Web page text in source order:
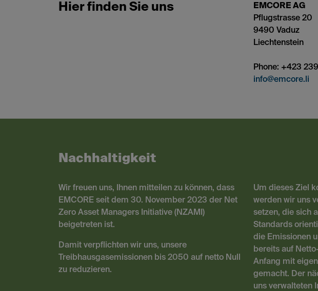
Hier finden Sie uns
EMCORE AG
Pflugstrasse 20
9490 Vaduz
Liechtenstein
Phone: +423 239
info@emcore.li
Nachhaltigkeit
Wir freuen uns, Ihnen mitteilen zu können, dass
EMCORE seit dem 30. November 2023 der Net
Zero Asset Managers Initiative (NZAMI)
beigetreten ist.
Damit verpflichten wir uns, unsere
Treibhausgasemissionen bis 2050 auf netto Null
zu reduzieren.
Um dieses Ziel
werden wir uns
setzen, die sich
Standards
die Emissionen
bereits auf
Anfang mit
gemacht. Der
uns verwalteten